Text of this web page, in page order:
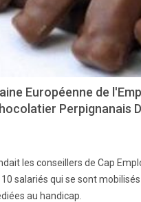
Européenne de
Perpignanais
les conseillers de Cap
salariés qui se sont
au handicap.